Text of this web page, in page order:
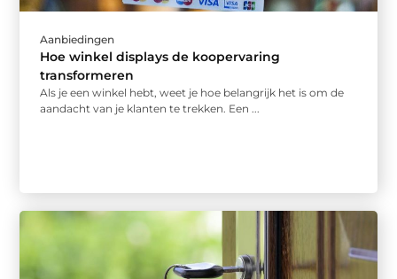
Aanbiedingen
Hoe winkel displays de koopervaring
transformeren
Als je een winkel hebt, weet je hoe belangrijk het is om de
aandacht van je klanten te trekken. Een ...